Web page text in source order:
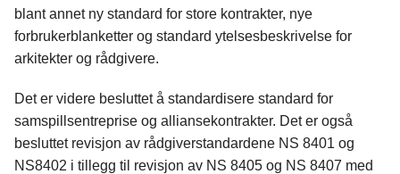
blant annet ny standard for store kontrakter, nye
forbrukerblanketter og standard ytelsesbeskrivelse for
arkitekter og rådgivere.
Det er videre besluttet å standardisere standard for
samspillsentreprise og alliansekontrakter. Det er også
besluttet revisjon av rådgiverstandardene NS 8401 og
NS8402 i tillegg til revisjon av NS 8405 og NS 8407 med